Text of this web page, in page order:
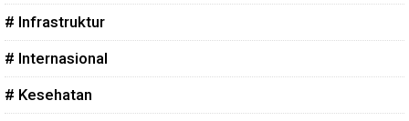
# Infrastruktur
# Internasional
# Kesehatan